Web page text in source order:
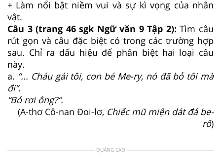
+ Làm nổi bật niềm vui và sự kì vọng của nhân
vật.
Câu 3 (trang 46 sgk Ngữ văn 9 Tập 2): Tìm câu
rút gọn và câu đặc biệt có trong các trường hợp
sau. Chỉ ra dấu hiệu để phân biệt hai loại câu
này.
a. “... Cháu gái tôi, con bé Me-ry, nó đã bỏ tôi mà
đi”.
“Bỏ rơi ông?“.
(A-thơ Cô-nan Đoi-lơ, Chiếc mũ miện dát đá be-
rô)
QUẢNG CÁO